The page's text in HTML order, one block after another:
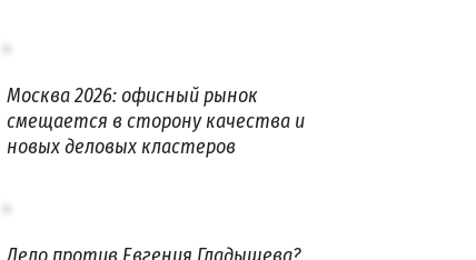
Москва 2026: офисный рынок
смещается в сторону качества и
новых деловых кластеров